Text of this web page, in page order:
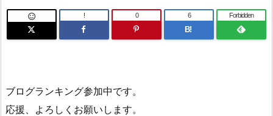
 ! 0
B!
6 Forbidden
ブログランキング参加中です。
応援、よろしくお願いします。